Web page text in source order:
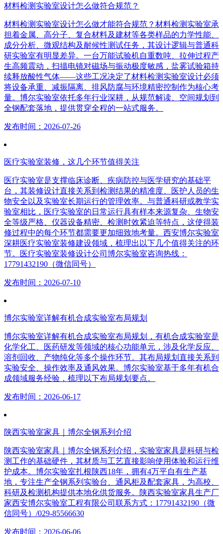
材料检测实验室设计怎么做符合规范？
材料检测实验室设计怎么做才能符合规范？材料检测实验室承
担着金属、高分子、复合材料及建材等各类样品的力学性能、
成分分析、微观结构及耐候性测试任务，其设计逻辑与普通科
研实验室有明显差异。一台万能试验机自重数吨、拉伸过程产
生高频震动，扫描电镜对磁场与振动极度敏感，盐雾试验箱持
续释放酸性气体——这些工况决定了材料检测实验室设计必须
将设备承重、减振隔离、排风防腐与环境精密控制作为核心考
量。博尔实验室依托多年行业深耕，从规范解读、空间规划到
全钢配套落地，提供贯穿全程的一站式服务。
发布时间：2026-07-26
医疗实验室装修，这几个环节值得关注
医疗实验室是支撑临床诊断、疾病防控与医学研究的基础平
台，其装修设计直接关系到检测结果的精准度、医护人员的生
物安全以及实验室长期运行的管理效率。与普通科研或教学实
验室相比，医疗实验室的日常运行具有样本来源复杂、生物安
全等级严格、仪器设备精密、检测时效紧迫等特点，这使得装
修过程中的每个环节都需要更加细致地考量。西安博尔实验室
深耕医疗实验室装修建设领域，梳理出以下几个值得关注的环
节。医疗实验室装修设计公司博尔实验室咨询热线：
17791432190（微信同号）
发布时间：2026-07-10
博尔实验室详解有机合成实验室布局规划
博尔实验室详解有机合成实验室布局规划，有机合成实验室是
化学化工、医药研发等领域的核心功能单元，涉及化学反应、
溶剂回收、产物纯化等多个操作环节。其布局规划直接关系到
实验安全、操作效率及通风效果。博尔实验室基于多年有机合
成领域服务经验，梳理以下布局规划要点。
发布时间：2026-06-17
陕西实验室家具｜博尔全钢系列介绍
陕西实验室家具｜博尔全钢系列介绍，实验室家具是科研与检
测工作的基础硬件，其材质与工艺直接影响使用体验和运行维
护成本。博尔实验室扎根陕西18年，拥有4万平自有生产基
地，专注生产全钢系列实验台、通风柜及配套家具，为高校、
科研及检测机构提供本地化供货服务。陕西实验室家具生产厂
家西安博尔实验室工程有限公司联系方式：17791432190（微
信同号）/029-85566630
发布时间：2026-06-06